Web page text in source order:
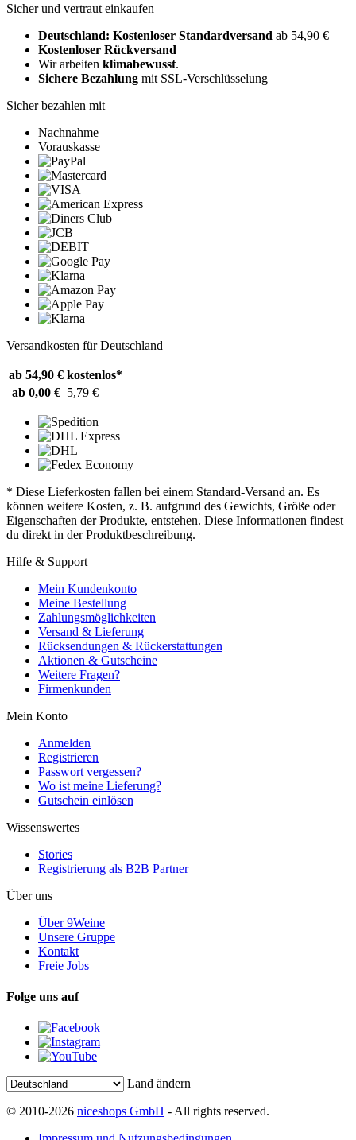
Sicher und vertraut einkaufen
Deutschland: Kostenloser Standardversand ab 54,90 €
Kostenloser Rückversand
Wir arbeiten klimabewusst.
Sichere Bezahlung mit SSL-Verschlüsselung
Sicher bezahlen mit
Nachnahme
Vorauskasse
Versandkosten für Deutschland
ab 54,90 € kostenlos*
ab 0,00 € 5,79 €
* Diese Lieferkosten fallen bei einem Standard-Versand an. Es
können weitere Kosten, z. B. aufgrund des Gewichts, Größe oder
Eigenschaften der Produkte, entstehen. Diese Informationen findest
du direkt in der Produktbeschreibung.
Hilfe & Support
Mein Kundenkonto
Meine Bestellung
Zahlungsmöglichkeiten
Versand & Lieferung
Rücksendungen & Rückerstattungen
Aktionen & Gutscheine
Weitere Fragen?
Firmenkunden
Mein Konto
Anmelden
Registrieren
Passwort vergessen?
Wo ist meine Lieferung?
Gutschein einlösen
Wissenswertes
Stories
Registrierung als B2B Partner
Über uns
Über 9Weine
Unsere Gruppe
Kontakt
Freie Jobs
Folge uns auf
Land ändern
© 2010-2026 niceshops GmbH - All rights reserved.